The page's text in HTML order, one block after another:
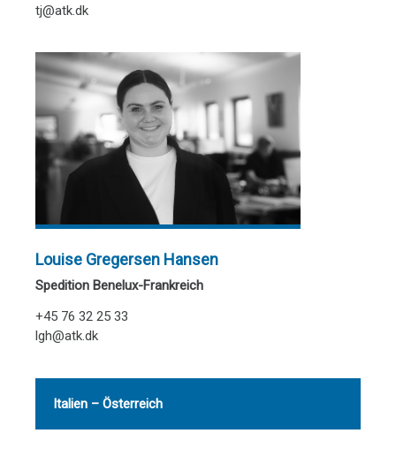
tj@atk.dk
Louise Gregersen Hansen
Spedition Benelux-Frankreich
+45 76 32 25 33
lgh@atk.dk
Italien – Österreich